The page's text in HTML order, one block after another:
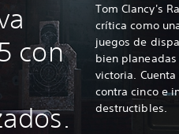
con
Tom Clancy's
crítica como
juegos de
bien
victoria.
contra cinco e
destructibles.